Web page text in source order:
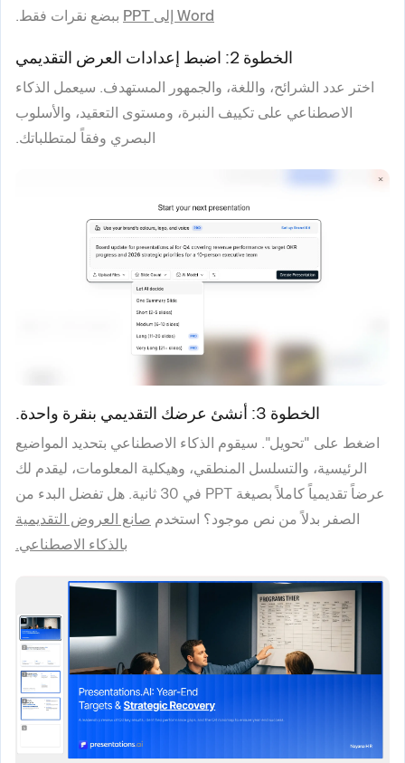
Word إلى PPT
ببضع نقرات فقط.
الخطوة 2: اضبط إعدادات العرض التقديمي
اختر عدد الشرائح، واللغة، والجمهور المستهدف. سيعمل الذكاء
الاصطناعي على تكييف النبرة، ومستوى التعقيد، والأسلوب
البصري وفقاً لمتطلباتك.
الخطوة 3: أنشئ عرضك التقديمي بنقرة واحدة.
اضغط على "تحويل". سيقوم الذكاء الاصطناعي بتحديد المواضيع
الرئيسية، والتسلسل المنطقي، وهيكلية المعلومات، ليقدم لك
عرضاً تقديمياً كاملاً بصيغة PPT في 30 ثانية. هل تفضل البدء من
الصفر بدلاً من نص موجود؟ استخدم صانع العروض التقديمية
بالذكاء الاصطناعي.